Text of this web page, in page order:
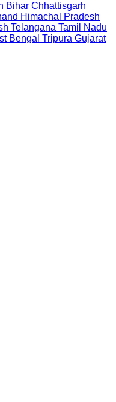
Bihar Chhattisgarh
Himachal Pradesh
Telangana Tamil Nadu
Bengal Tripura Gujarat